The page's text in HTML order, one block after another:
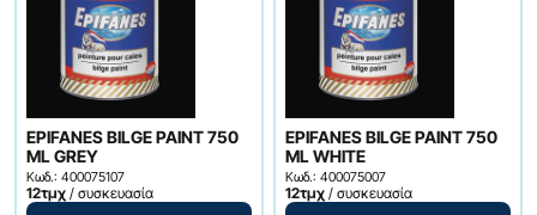
EPIFANES BILGE PAINT 750
ML GREY
Κωδ.: 400075107
12τμχ / συσκευασία
EPIFANES BILGE PAINT 750
ML WHITE
Κωδ.: 400075007
12τμχ / συσκευασία